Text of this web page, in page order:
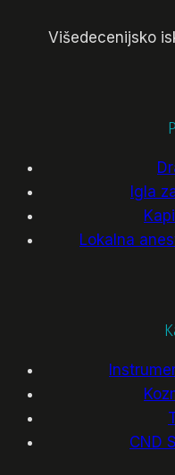
Višedecenijsko
Igla
Lokalna
CND